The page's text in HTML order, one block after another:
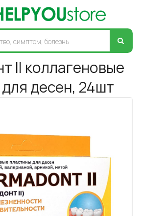
II коллагеновые
десен, 24шт